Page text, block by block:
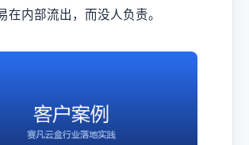
在内部流出，而没人负责。